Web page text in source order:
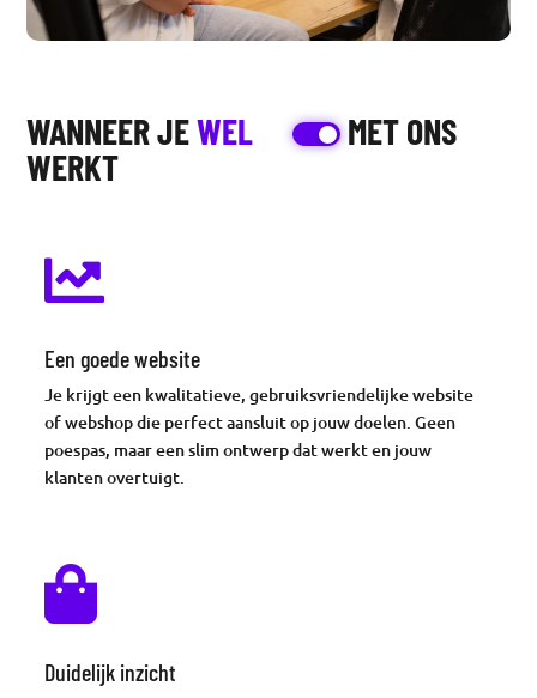
WANNEER JEWEL MET ONS
WERKT

Een goede website
Je krijgt een kwalitatieve, gebruiksvriendelijke website
of webshop die perfect aansluit op jouw doelen. Geen
poespas, maar een slim ontwerp dat werkt en jouw
klanten overtuigt.

Duidelijk inzicht